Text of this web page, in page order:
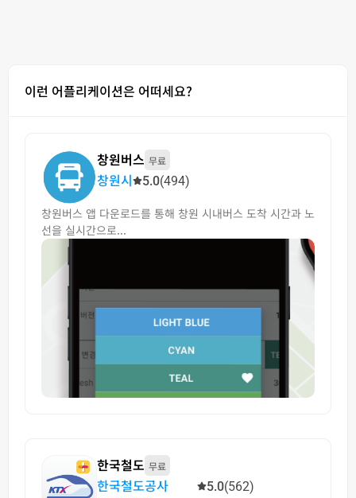
이런 어플리케이션은 어떠세요?
창원버스 무료
창원시 5.0(494)
창원버스 앱 다운로드를 통해 창원 시내버스 도착 시간과 노
선을 실시간으로...
한국철도 무료
한국철도공사
5.0(562)